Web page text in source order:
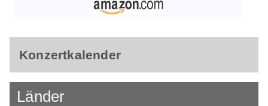
Konzertkalender
Länder